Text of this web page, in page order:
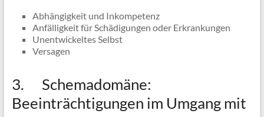
Abhängigkeit und Inkompetenz
Anfälligkeit für Schädigungen oder Erkrankungen
Unentwickeltes Selbst
Versagen
3. Schemadomäne:
Beeinträchtigungen im Umgang mit